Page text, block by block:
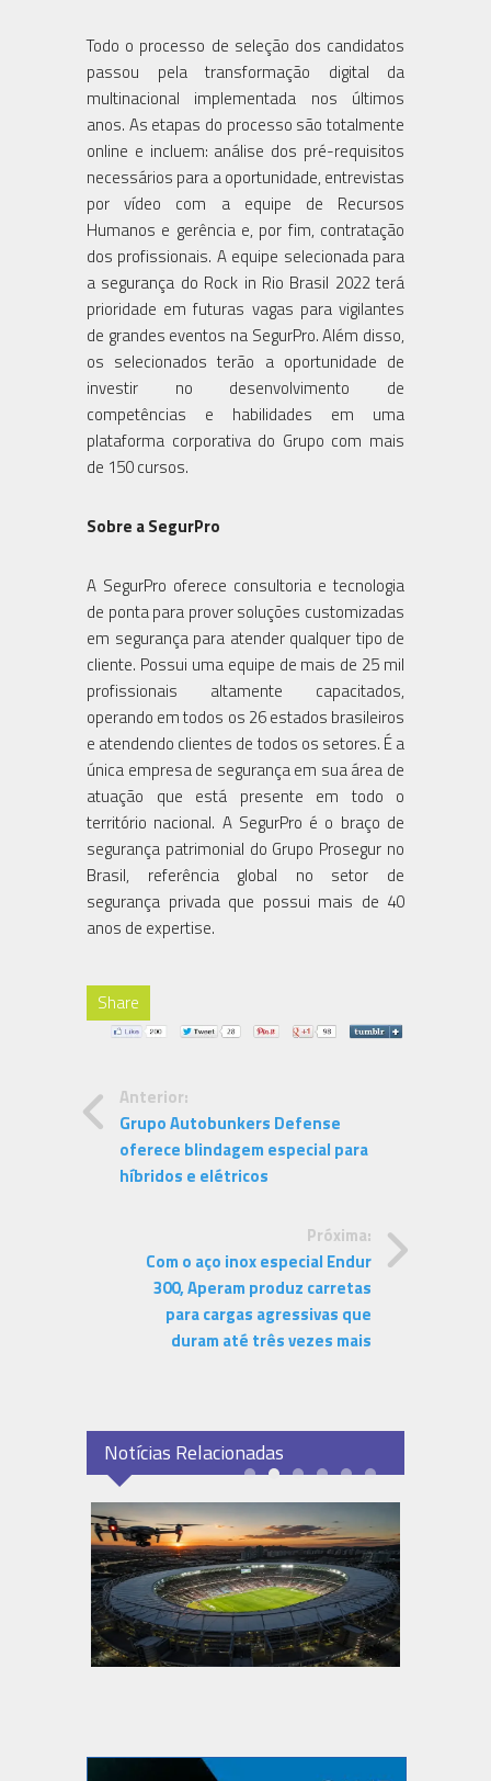
Todo o processo de seleção dos candidatos
passou pela transformação digital da
multinacional implementada nos últimos
anos. As etapas do processo são totalmente
online e incluem: análise dos pré-requisitos
necessários para a oportunidade, entrevistas
por vídeo com a equipe de Recursos
Humanos e gerência e, por fim, contratação
dos profissionais. A equipe selecionada para
a segurança do Rock in Rio Brasil 2022 terá
prioridade em futuras vagas para vigilantes
de grandes eventos na SegurPro. Além disso,
os selecionados terão a oportunidade de
investir no desenvolvimento de
competências e habilidades em uma
plataforma corporativa do Grupo com mais
de 150 cursos.
Sobre a SegurPro
A SegurPro oferece consultoria e tecnologia
de ponta para prover soluções customizadas
em segurança para atender qualquer tipo de
cliente. Possui uma equipe de mais de 25 mil
profissionais altamente capacitados,
operando em todos os 26 estados brasileiros
e atendendo clientes de todos os setores. É a
única empresa de segurança em sua área de
atuação que está presente em todo o
território nacional. A SegurPro é o braço de
segurança patrimonial do Grupo Prosegur no
Brasil, referência global no setor de
segurança privada que possui mais de 40
anos de expertise.
Share
Anterior:
Grupo Autobunkers Defense
oferece blindagem especial para
híbridos e elétricos
Próxima:
Com o aço inox especial Endur
300, Aperam produz carretas
para cargas agressivas que
duram até três vezes mais
Notícias Relacionadas